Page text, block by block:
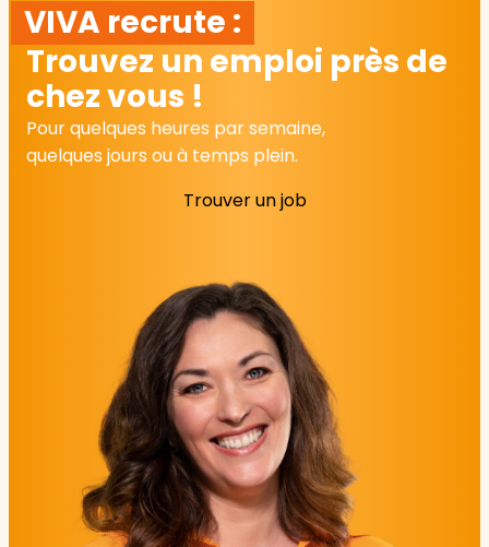
VIVA recrute :
Trouvez un emploi près de
chez vous !
Pour quelques heures par semaine,
quelques jours ou à temps plein.
Trouver un job